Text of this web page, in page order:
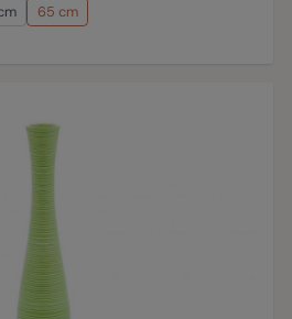
65 cm